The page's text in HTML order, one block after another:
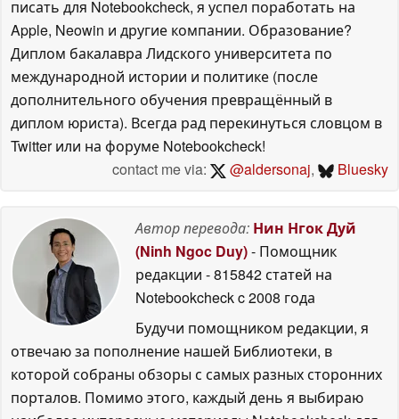
писать для Notebookcheck, я успел поработать на
Apple, Neowin и другие компании. Образование?
Диплом бакалавра Лидского университета по
международной истории и политике (после
дополнительного обучения превращённый в
диплом юриста). Всегда рад перекинуться словцом в
Twitter или на форуме Notebookcheck!
contact me via:
@aldersonaj, Bluesky
Автор перевода: Нин Нгок Дуй
(Ninh Ngoc Duy)- Помощник
редакции - 815842 статей на
Notebookcheckc 2008 года
Будучи помощником редакции, я
отвечаю за пополнение нашей Библиотеки, в
которой собраны обзоры с самых разных сторонних
порталов. Помимо этого, каждый день я выбираю